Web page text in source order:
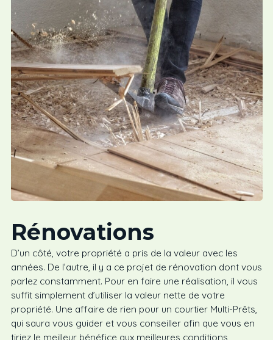
Rénovations
D’un côté, votre propriété a pris de la valeur avec les
années. De l’autre, il y a ce projet de rénovation dont vous
parlez constamment. Pour en faire une réalisation, il vous
suffit simplement d’utiliser la valeur nette de votre
propriété. Une affaire de rien pour un courtier Multi-Prêts,
qui saura vous guider et vous conseiller afin que vous en
tiriez le meilleur bénéfice aux meilleures conditions